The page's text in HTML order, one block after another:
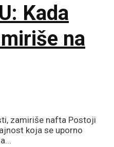
Kada
na
zamiriše nafta Postoji
koja se uporno